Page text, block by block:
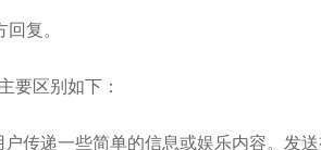
复。
要区别如下：
传递一些简单的信息或娱乐内容。发